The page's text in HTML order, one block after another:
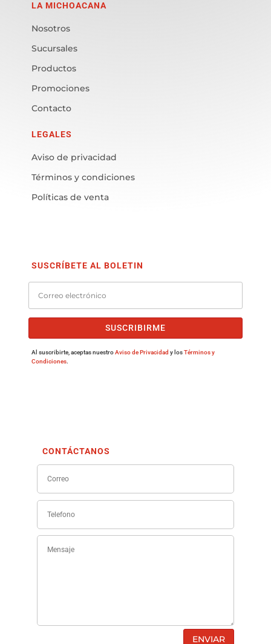
LA MICHOACANA
Nosotros
Sucursales
Productos
Promociones
Contacto
LEGALES
Aviso de privacidad
Términos y condiciones
Políticas de venta
SUSCRÍBETE AL BOLETIN
SUSCRIBIRME
Al suscribirte, aceptas nuestroAviso de Privacidad y losTérminos y
Condiciones.
CONTÁCTANOS
ENVIAR